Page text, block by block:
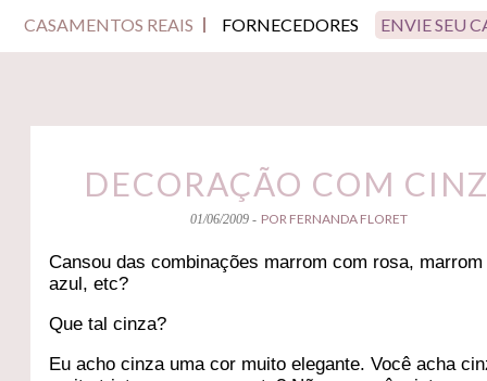
CASAMENTOS REAIS FORNECEDORES ENVIE SEU
DECORAÇÃO COM
01/06/2009 - POR FERNANDA FLORET
Cansou das combinações marrom com rosa,
azul, etc?
Que tal cinza?
Eu acho cinza uma cor muito elegante. Você acha